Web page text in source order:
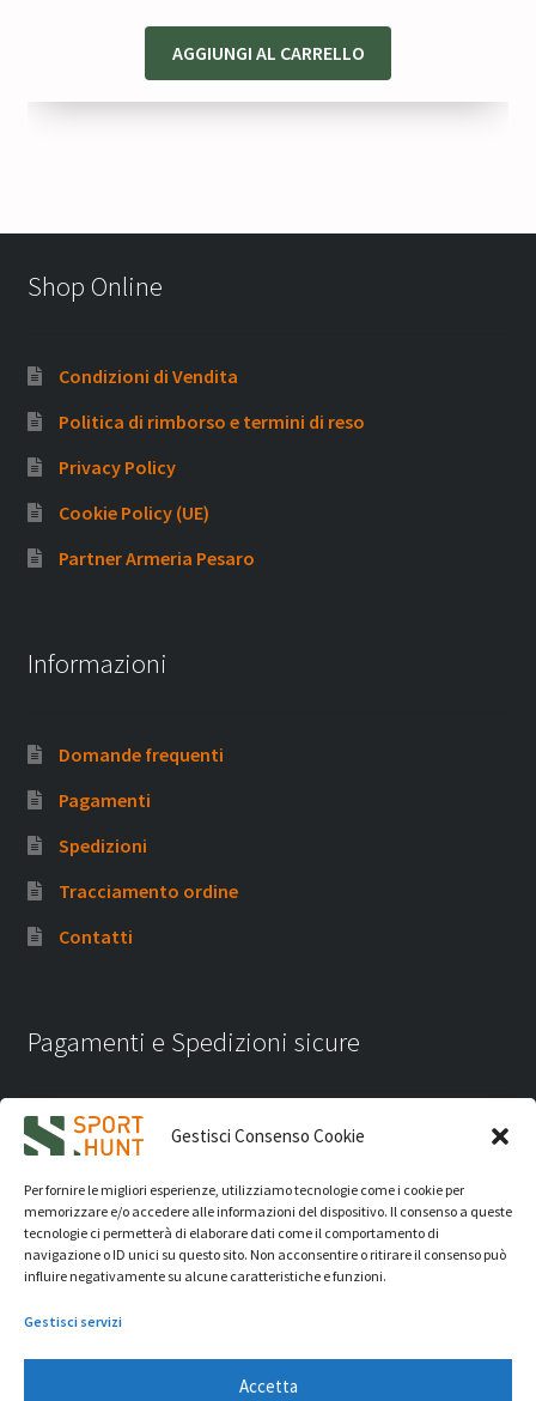
Gestisci Consenso Cookie
Per fornire le migliori esperienze, utilizziamo tecnologie come i cookie per
memorizzare e/o accedere alle informazioni del dispositivo. Il consenso a queste
tecnologie ci permetterà di elaborare dati come il comportamento di
navigazione o ID unici su questo sito. Non acconsentire o ritirare il consenso può
influire negativamente su alcune caratteristiche e funzioni.
Gestisci servizi
Accetta
AGGIUNGI AL CARRELLO
Shop Online
Condizioni di Vendita
Politica di rimborso e termini di reso
Privacy Policy
Cookie Policy (UE)
Partner Armeria Pesaro
Informazioni
Domande frequenti
Pagamenti
Spedizioni
Tracciamento ordine
Contatti
Pagamenti e Spedizioni sicure